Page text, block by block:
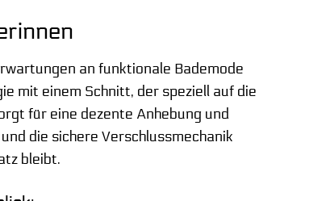
an funktionale Bademode
mit einem Schnitt, der speziell auf die
für eine dezente Anhebung und
die sichere Verschlussmechanik
bleibt.